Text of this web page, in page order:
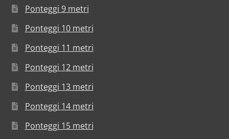
Ponteggi 9 metri
Ponteggi 10 metri
Ponteggi 11 metri
Ponteggi 12 metri
Ponteggi 13 metri
Ponteggi 14 metri
Ponteggi 15 metri